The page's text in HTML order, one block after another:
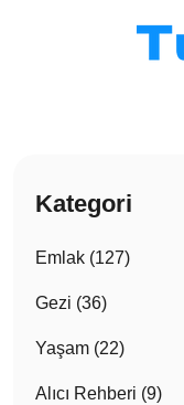
Kategori
Emlak (127)
Gezi (36)
Yaşam (22)
Alıcı Rehberi (9)